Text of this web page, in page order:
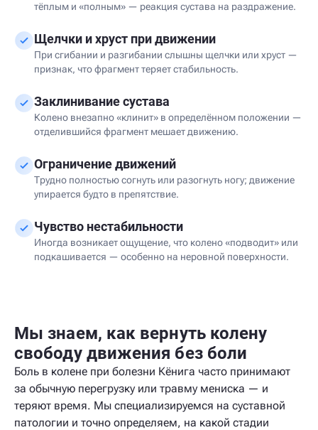
тёплым и «полным» — реакция сустава на раздражение.
Щелчки и хруст при движении
При сгибании и разгибании слышны щелчки или хруст —
признак, что фрагмент теряет стабильность.
Заклинивание сустава
Колено внезапно «клинит» в определённом положении —
отделившийся фрагмент мешает движению.
Ограничение движений
Трудно полностью согнуть или разогнуть ногу; движение
упирается будто в препятствие.
Чувство нестабильности
Иногда возникает ощущение, что колено «подводит» или
подкашивается — особенно на неровной поверхности.
Мы знаем, как вернуть колену
свободу движения без боли
Боль в колене при болезни Кёнига часто принимают
за обычную перегрузку или травму мениска — и
теряют время. Мы специализируемся на суставной
патологии и точно определяем, на какой стадии